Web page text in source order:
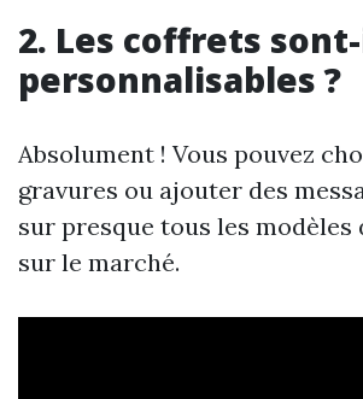
2. Les coffrets
personnalisables ?
Absolument ! Vous pouvez
gravures ou ajouter des
sur presque tous les modèles
sur le marché.